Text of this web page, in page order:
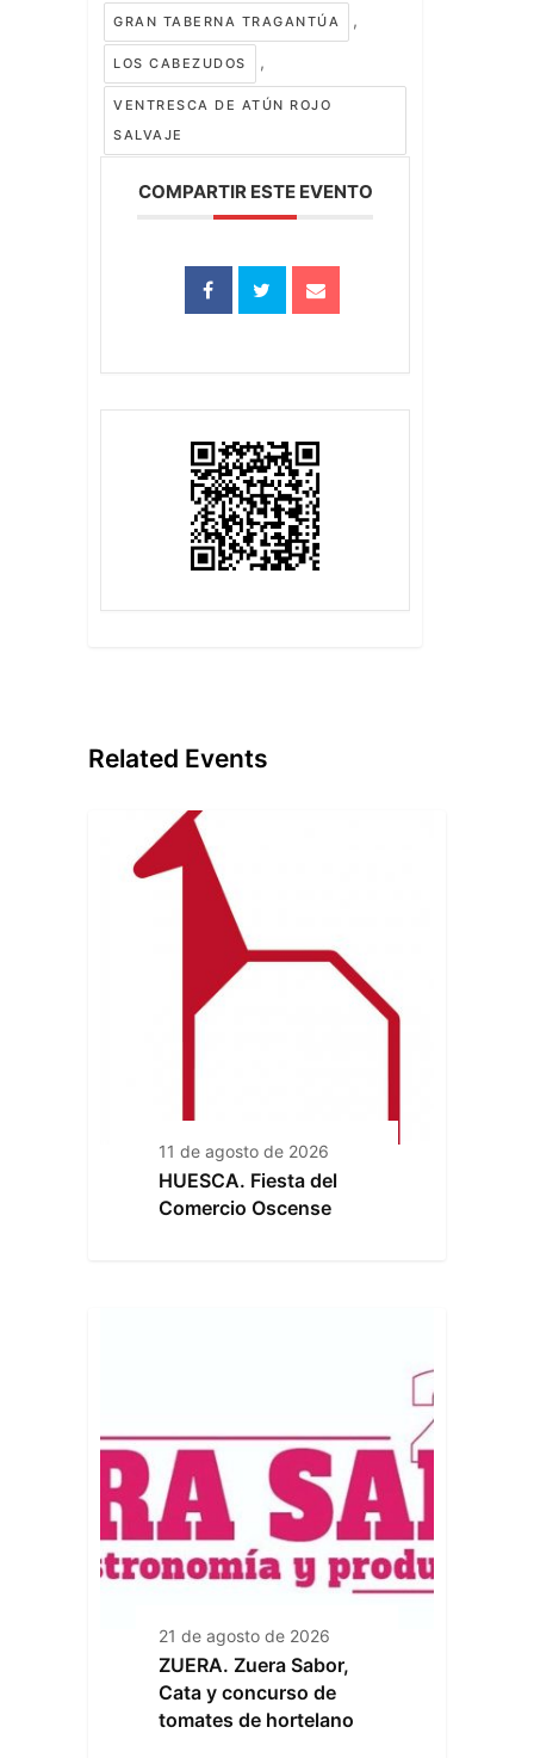
GRAN TABERNA TRAGANTÚA ,
LOS CABEZUDOS ,
VENTRESCA DE ATÚN ROJO
SALVAJE
COMPARTIR ESTE EVENTO
Related Events
11 de agosto de 2026
HUESCA. Fiesta del
Comercio Oscense
21 de agosto de 2026
ZUERA. Zuera Sabor,
Cata y concurso de
tomates de hortelano